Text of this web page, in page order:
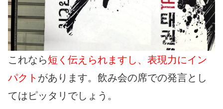
これなら短く伝えられますし、表現力にイン
パクト があります。飲み会の席での発言とし
てはピッタリでしょう。